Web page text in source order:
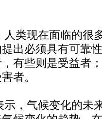
人类现在面临的很
出必须具有可靠
有些则是受益者
者。
示，气候变化的未